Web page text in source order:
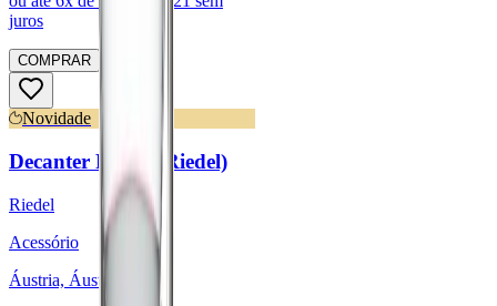
juros
COMPRAR
Novidade
Decanter Riedel (Riedel)
Riedel
Acessório
Áustria, Áustria